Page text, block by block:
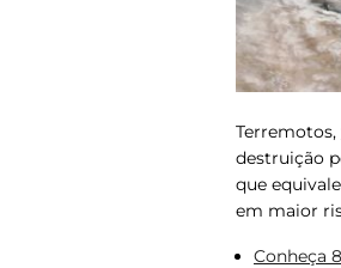
Terremotos,
destruição
que
em maior
Conheça